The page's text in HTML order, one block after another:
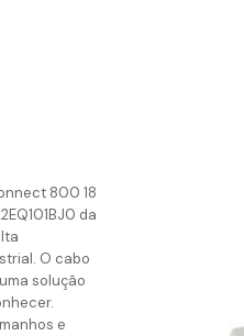
800 18
da
O cabo
solução
e